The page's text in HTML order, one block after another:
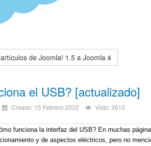
de Joomla! 1.5 a Joomla 4
el USB? [actualizado]
Creado: 15 Febrero 2022 Visto: 3610
funciona la interfaz del USB? En muchas
y de aspectos eléctricos, pero no